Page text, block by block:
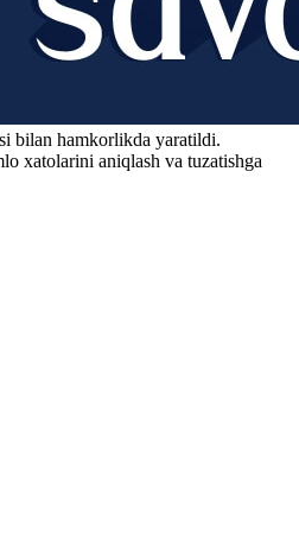
bilan hamkorlikda yaratildi.
xatolarini aniqlash va tuzatishga